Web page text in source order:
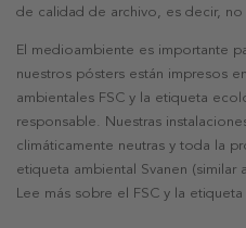
de calidad de archivo, es decir,
El medioambiente es importante
nuestros pósters están impresos
ambientales FSC y la etiqueta
responsable. Nuestras
climáticamente neutras y toda la
etiqueta ambiental Svanen
Lee más sobre el FSC y la